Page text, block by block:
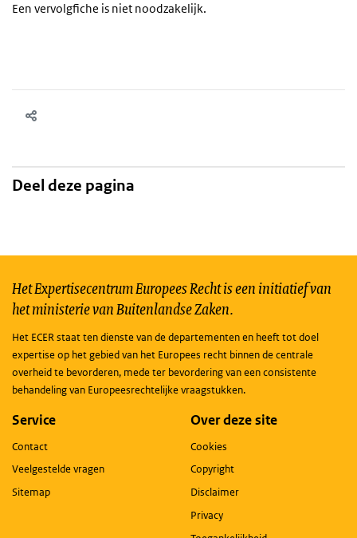
Een vervolgfiche is niet noodzakelijk.
Deel deze pagina
Het Expertisecentrum Europees Recht is een initiatief van
het ministerie van Buitenlandse Zaken.
Het ECER staat ten dienste van de departementen en heeft tot doel
expertise op het gebied van het Europees recht binnen de centrale
overheid te bevorderen, mede ter bevordering van een consistente
behandeling van Europeesrechtelijke vraagstukken.
Service
Contact
Veelgestelde vragen
Sitemap
Over deze site
Cookies
Copyright
Disclaimer
Privacy